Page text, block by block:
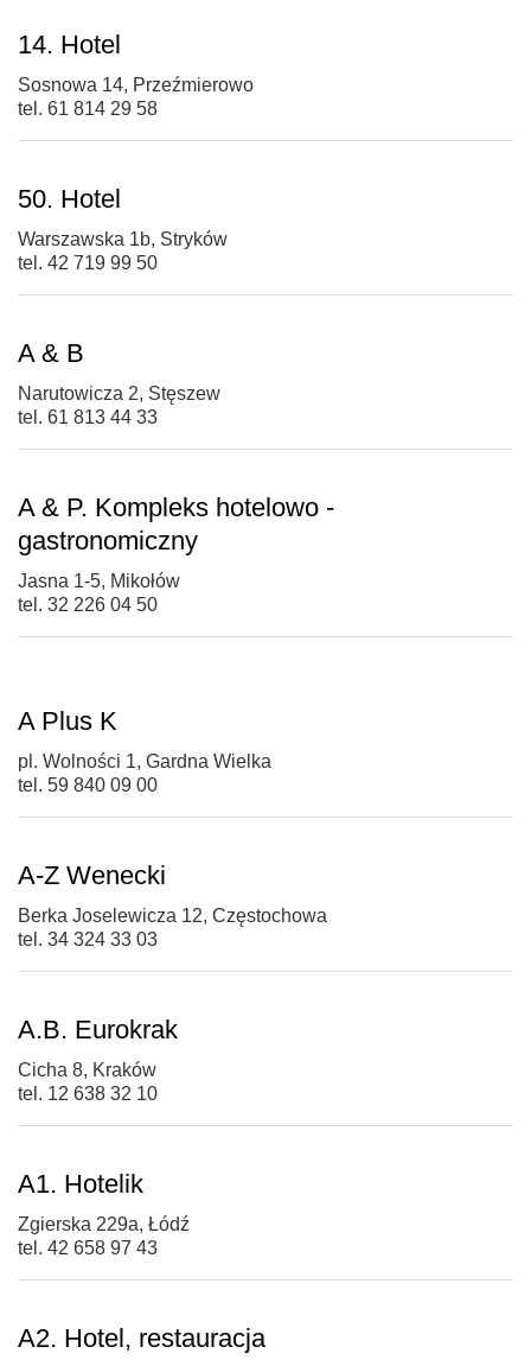
14. Hotel
Sosnowa 14, Przeźmierowo
tel. 61 814 29 58
50. Hotel
Warszawska 1b, Stryków
tel. 42 719 99 50
A & B
Narutowicza 2, Stęszew
tel. 61 813 44 33
A & P. Kompleks hotelowo -
gastronomiczny
Jasna 1-5, Mikołów
tel. 32 226 04 50
A Plus K
pl. Wolności 1, Gardna Wielka
tel. 59 840 09 00
A-Z Wenecki
Berka Joselewicza 12, Częstochowa
tel. 34 324 33 03
A.B. Eurokrak
Cicha 8, Kraków
tel. 12 638 32 10
A1. Hotelik
Zgierska 229a, Łódź
tel. 42 658 97 43
A2. Hotel, restauracja